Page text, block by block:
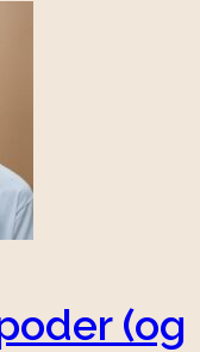
(og